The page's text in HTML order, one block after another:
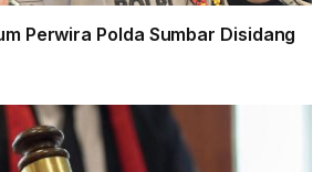
Perwira Polda Sumbar Disidang